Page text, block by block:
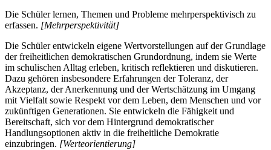
Die Schüler lernen, Themen und Probleme mehrperspektivisch zu
erfassen. [Mehrperspektivität]
Die Schüler entwickeln eigene Wertvorstellungen auf der Grundlage
der freiheitlichen demokratischen Grundordnung, indem sie Werte
im schulischen Alltag erleben, kritisch reflektieren und diskutieren.
Dazu gehören insbesondere Erfahrungen der Toleranz, der
Akzeptanz, der Anerkennung und der Wertschätzung im Umgang
mit Vielfalt sowie Respekt vor dem Leben, dem Menschen und vor
zukünftigen Generationen. Sie entwickeln die Fähigkeit und
Bereitschaft, sich vor dem Hintergrund demokratischer
Handlungsoptionen aktiv in die freiheitliche Demokratie
einzubringen. [Werteorientierung]